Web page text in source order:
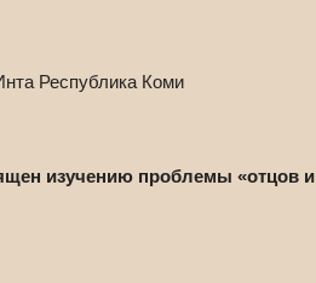
Республика Коми
изучению проблемы «отцов